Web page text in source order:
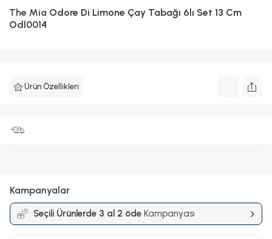
The Mia Odore Di Limone Çay Tabağı 6lı Set 13 Cm
Odl0014
Ürün Özellikleri
Kampanyalar
Seçili Ürünlerde 3 al 2 öde Kampanyası
%5